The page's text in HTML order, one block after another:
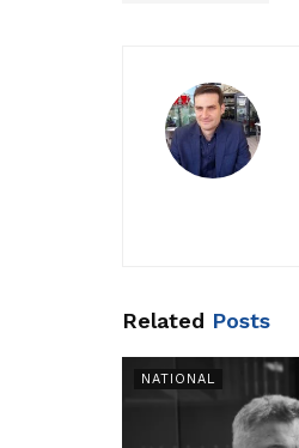
Related Posts
NATIONAL